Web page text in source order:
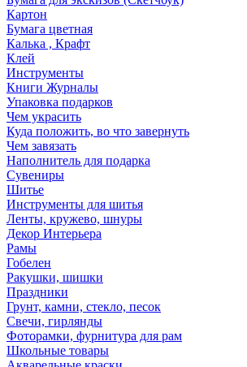
Картон
Бумага цветная
Калька , Крафт
Клей
Инструменты
Книги Журналы
Упаковка подарков
Чем украсить
Куда положить, во что завернуть
Чем завязать
Наполнитель для подарка
Сувениры
Шитье
Инструменты для шитья
Ленты, кружево, шнуры
Декор Интерьера
Рамы
Гобелен
Ракушки, шишки
Праздники
Грунт, камни, стекло, песок
Свечи, гирлянды
Фоторамки, фурнитура для рам
Школьные товары